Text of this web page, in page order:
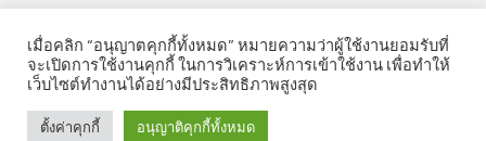
© 2026. All Rights Reserved.
เมื่อคลิก “อนุญาตคุกกี้ทั้งหมด” หมายความว่าผู้ใช้งานยอมรับที่
จะเปิดการใช้งานคุกกี้ ในการวิเคราะห์การเข้าใช้งาน เพื่อทำให้
เว็บไซต์ทำงานได้อย่างมีประสิทธิภาพสูงสุด
ตั้งค่าคุกกี้ อนุญาติคุกกี้ทั้งหมด